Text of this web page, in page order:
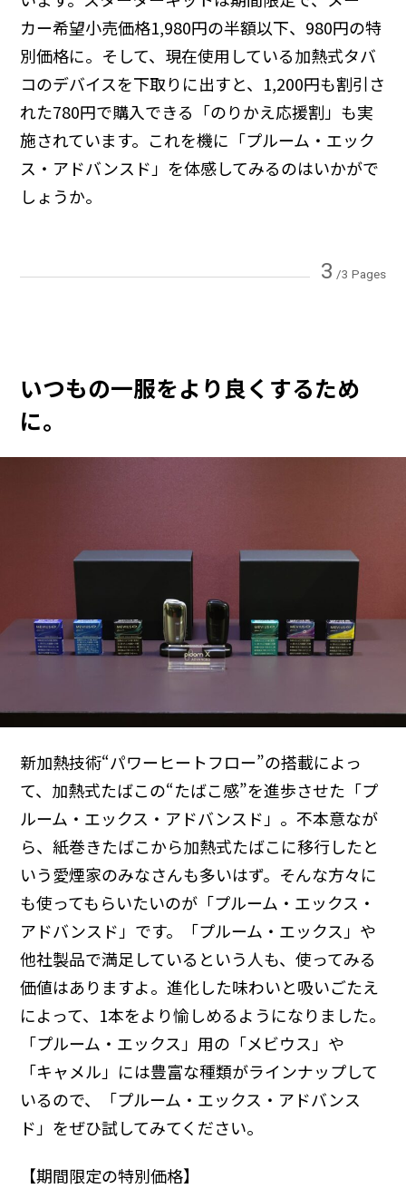
カー希望小売価格1,980円の半額以下、980円の特
別価格に。そして、現在使用している加熱式タバ
コのデバイスを下取りに出すと、1,200円も割引さ
れた780円で購入できる「のりかえ応援割」も実
施されています。これを機に「プルーム・エック
ス・アドバンスド」を体感してみるのはいかがで
しょうか。
3 /3 Pages
いつもの一服をより良くするため
に。
新加熱技術“パワーヒートフロー”の搭載によっ
て、加熱式たばこの“たばこ感”を進歩させた「プ
ルーム・エックス・アドバンスド」。不本意なが
ら、紙巻きたばこから加熱式たばこに移行したと
いう愛煙家のみなさんも多いはず。そんな方々に
も使ってもらいたいのが「プルーム・エックス・
アドバンスド」です。「プルーム・エックス」や
他社製品で満足しているという人も、使ってみる
価値はありますよ。進化した味わいと吸いごたえ
によって、1本をより愉しめるようになりました。
「プルーム・エックス」用の「メビウス」や
「キャメル」には豊富な種類がラインナップして
いるので、「プルーム・エックス・アドバンス
ド」をぜひ試してみてください。
【期間限定の特別価格】